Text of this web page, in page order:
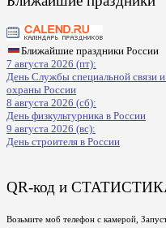
Ближайшие праздники России
7 августа 2026 (пт):
День Службы специальной связи
охраны России
8 августа 2026 (сб):
День физкультурника в России
9 августа 2026 (вс):
День строителя в России
QR-код и
Возьмите моб телефон с камерой,